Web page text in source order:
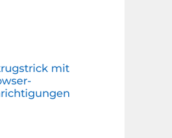
mit